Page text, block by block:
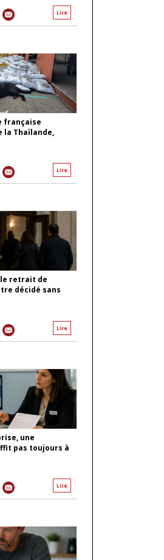
Lire
française
la Thaïlande,
Lire
retrait de
décidé sans
Lire
une
pas toujours à
Lire